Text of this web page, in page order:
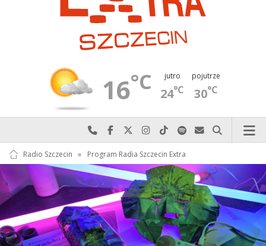
16°C jutro
24°C
pojutrze
30°C
Najlepiej po prostu do nas zadzwoń
Odwiedź nas na Facebook-u
Odwiedź nas na X
Odwiedź nas na Instagram-ie
Odwiedź nas na TikTok-u
Szukaj nas na Spotify
Wyślij do nas
Szukaj
Radio Szczecin » Program Radia Szczecin Extra